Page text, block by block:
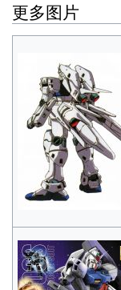
更多图片